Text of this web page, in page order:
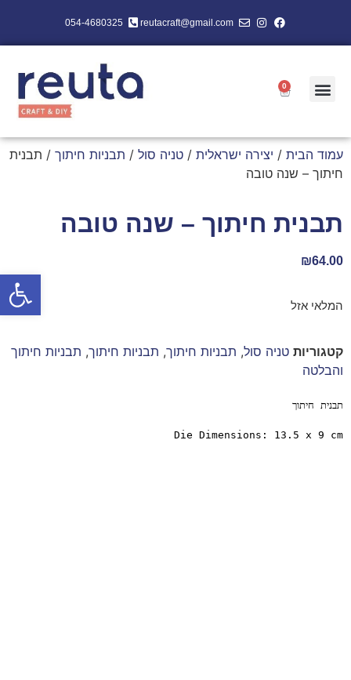
פתח
reutacraft@gmail.com
054-4680325
0
עמוד הבית / יצירה ישראלית / טניה סול / תבניות חיתוך / תבנית
חיתוך – שנה טובה
תבנית חיתוך – שנה טובה
₪64.00
המלאי אזל
קטגוריות טניה סול, תבניות חיתוך, תבניות חיתוך, תבניות חיתוך
והבלטה
תבנית חיתוך
Die Dimensions: 13.5 x 9 cm